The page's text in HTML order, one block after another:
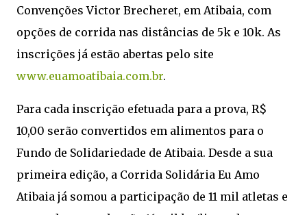
Convenções Victor Brecheret, em Atibaia, com
opções de corrida nas distâncias de 5k e 10k. As
inscrições já estão abertas pelo site
www.euamoatibaia.com.br.
Para cada inscrição efetuada para a prova, R$
10,00 serão convertidos em alimentos para o
Fundo de Solidariedade de Atibaia. Desde a sua
primeira edição, a Corrida Solidária Eu Amo
Atibaia já somou a participação de 11 mil atletas e